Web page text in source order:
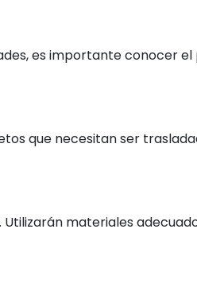
es importante conocer
que necesitan ser
materiales